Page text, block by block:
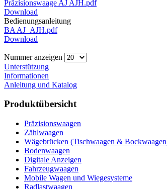
Präzisionswaage AJ AJH.pdf
Download
Bedienungsanleitung
BA AJ_AJH.pdf
Download
Nummer anzeigen
Unterstützung
Informationen
Anleitung und Katalog
Produktübersicht
Präzisionswaagen
Zählwaagen
Wägebrücken (Tischwaagen &
Bodenwaagen
Digitale Anzeigen
Fahrzeugwaagen
Mobile Wagen und Wiegesysteme
Radlastwaagen